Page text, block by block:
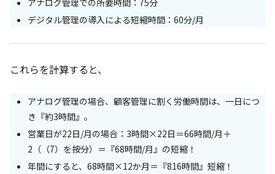
デジタル管理の導入による短縮時間：60分/月
これらを計算すると、
アナログ管理の場合、顧客管理に割く労働時間は、一日につ
き『約3時間』。
営業日が22日/月の場合：3時間×22日＝66時間/月＋
2（（7）を按分）＝『68時間/月』の短縮！
年間にすると、68時間×12か月＝『816時間』短縮！